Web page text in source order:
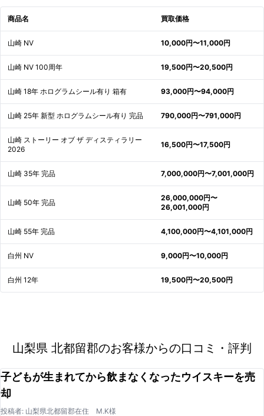
商品名 買取価格
山崎 NV 10,000円〜11,000円
山崎 NV 100周年 19,500円〜20,500円
山崎 18年 ホログラムシール有り 箱有 93,000円〜94,000円
山崎 25年 新型 ホログラムシール有り 完品 790,000円〜791,000円
山崎 ストーリー オブ ザ ディスティラリー
2026
16,500円〜17,500円
山崎 35年 完品 7,000,000円〜7,001,000円
山崎 50年 完品
26,000,000円〜
26,001,000円
山崎 55年 完品 4,100,000円〜4,101,000円
白州 NV 9,000円〜10,000円
白州 12年 19,500円〜20,500円
山梨県 北都留郡のお客様からの口コミ・評判
子どもが生まれてから飲まなくなったウイスキーを売
却
投稿者: 山梨県北都留郡在住 M.K様